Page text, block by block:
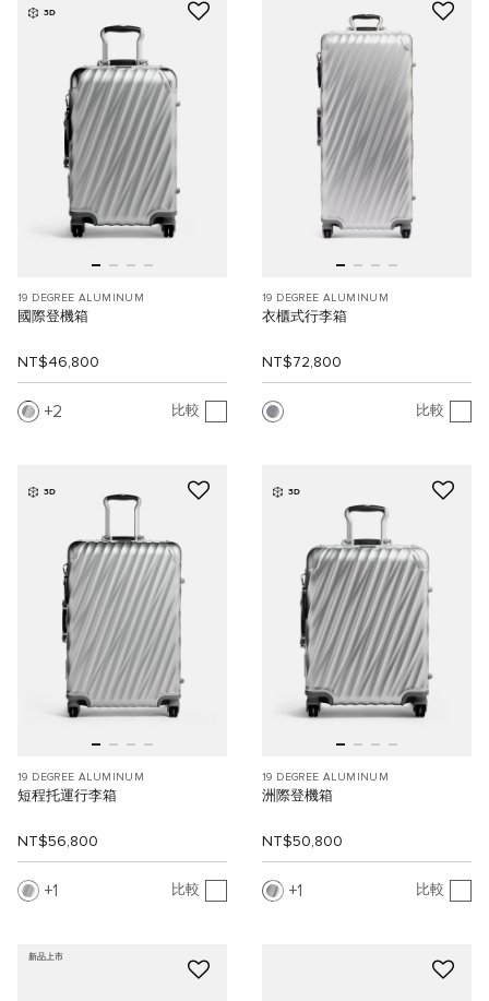
3D
19 DEGREE ALUMINUM
國際登機箱
NT$46,800
2 比較
19 DEGREE ALUMINUM
衣櫃式行李箱
NT$72,800
比較
3D
19 DEGREE ALUMINUM
短程托運行李箱
NT$56,800
1 比較
3D
19 DEGREE ALUMINUM
洲際登機箱
NT$50,800
1 比較
新品上市